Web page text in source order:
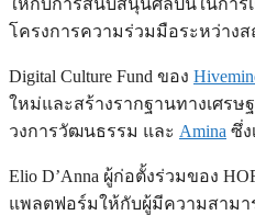
ให้กับการสนับสนุนศิลปินในการ
โครงการความร่วมมือระหว่าง
Digital Culture Fund ของ
ใหม่และสร้างรากฐานทางเศรษ
วงการวัฒนธรรม และ Amina ซึ่ง
Elio D’Anna ผู้ก่อตั้งร่วมของ
แพลตฟอร์มให้กับผู้มีความสามา